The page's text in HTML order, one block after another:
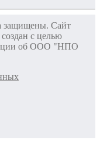
Сайт
с целью
об ООО "НПО